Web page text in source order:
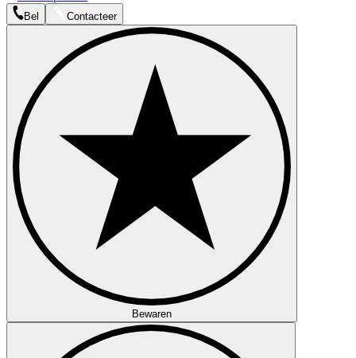
Bel Contacteer
Bewaren